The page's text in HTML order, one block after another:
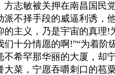
敏被关押在南昌国民党
派不择手段的威逼利诱，
的主义，乃是宇宙的真理!
们十分情愿的啊!”“为着阶
不希罕那华丽的大厦，却
大菜，宁愿吞嚼刺口的苞